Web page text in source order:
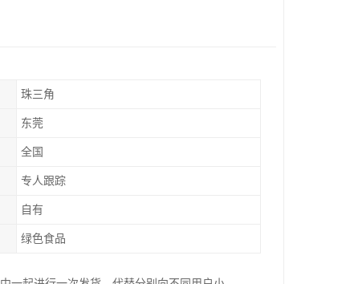
珠三角
东莞
全国
专人跟踪
自有
绿色食品